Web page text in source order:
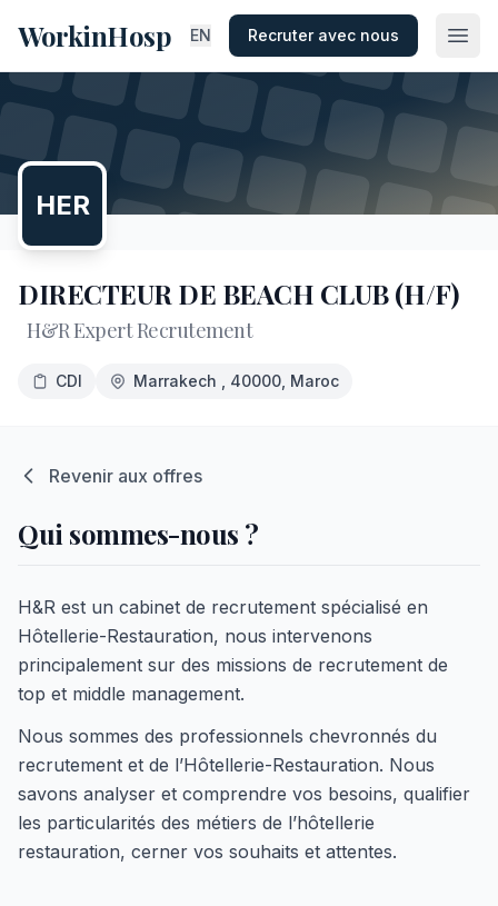
WorkinHosp EN Recruter avec nous
HER
DIRECTEUR DE BEACH CLUB (H/F)
H&R Expert Recrutement
CDI Marrakech , 40000 , Maroc
Revenir aux offres
Qui sommes-nous ?
H&R est un cabinet de recrutement spécialisé en
Hôtellerie-Restauration, nous intervenons
principalement sur des missions de recrutement de
top et middle management.
Nous sommes des professionnels chevronnés du
recrutement et de l’Hôtellerie-Restauration. Nous
savons analyser et comprendre vos besoins, qualifier
les particularités des métiers de l’hôtellerie
restauration, cerner vos souhaits et attentes.